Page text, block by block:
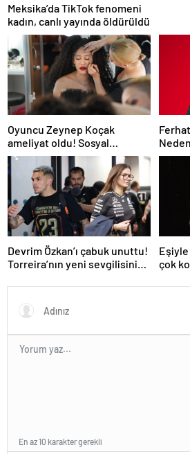
Meksika’da TikTok fenomeni
kadın, canlı yayında öldürüldü
Oyuncu Zeynep Koçak
ameliyat oldu! Sosyal
medyadan son durumunu
paylaştı
Devrim Özkan’ı çabuk unuttu!
Torreira’nın yeni sevgilisinin
Eşiyle
çok
En az 10 karakter gerekli